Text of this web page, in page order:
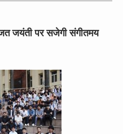
जयंती पर सजेगी संगीतमय